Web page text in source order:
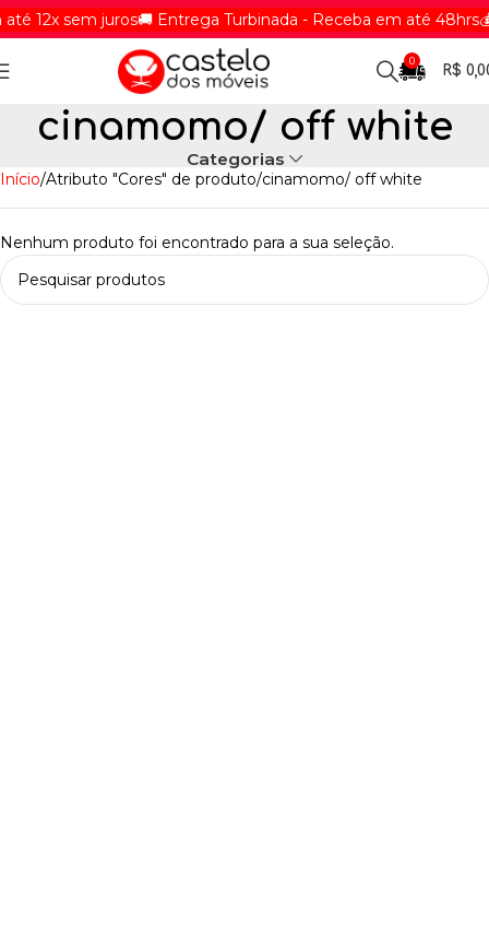
12x sem juros🚚 Entrega Turbinada - Receba em até 48hrs
0
R$
cinamomo/ off white
Categorias
Início Atributo "Cores" de produto cinamomo/ off white
Nenhum produto foi encontrado para a sua seleção.